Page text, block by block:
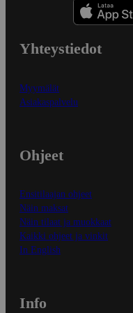
Yhteystiedot
Myymälät
Asiakaspalvelu
Ohjeet
Ensitilaajan ohjeet
Näin maksat
Näin tilaat ja muokkaat
Kaikki ohjeet ja vinkit
In English
Info